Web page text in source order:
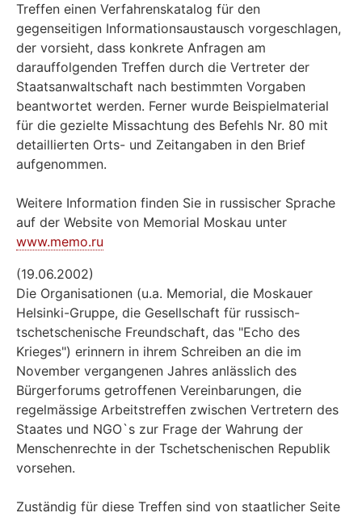
Treffen einen Verfahrenskatalog für den
gegenseitigen Informationsaustausch vorgeschlagen,
der vorsieht, dass konkrete Anfragen am
darauffolgenden Treffen durch die Vertreter der
Staatsanwaltschaft nach bestimmten Vorgaben
beantwortet werden. Ferner wurde Beispielmaterial
für die gezielte Missachtung des Befehls Nr. 80 mit
detaillierten Orts- und Zeitangaben in den Brief
aufgenommen.
Weitere Information finden Sie in russischer Sprache
auf der Website von Memorial Moskau unter
www.memo.ru
(19.06.2002)
Die Organisationen (u.a. Memorial, die Moskauer
Helsinki-Gruppe, die Gesellschaft für russisch-
tschetschenische Freundschaft, das "Echo des
Krieges") erinnern in ihrem Schreiben an die im
November vergangenen Jahres anlässlich des
Bürgerforums getroffenen Vereinbarungen, die
regelmässige Arbeitstreffen zwischen Vertretern des
Staates und NGO`s zur Frage der Wahrung der
Menschenrechte in der Tschetschenischen Republik
vorsehen.
Zuständig für diese Treffen sind von staatlicher Seite